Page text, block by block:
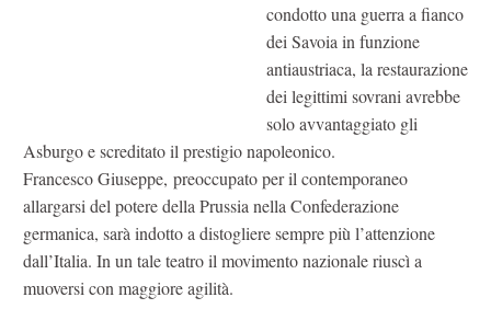
condotto una guerra a fianco
dei Savoia in funzione
antiaustriaca, la restaurazione
dei legittimi sovrani avrebbe
solo avvantaggiato gli
Asburgo e screditato il prestigio napoleonico.
Francesco Giuseppe, preoccupato per il contemporaneo
allargarsi del potere della Prussia nella Confederazione
germanica, sarà indotto a distogliere sempre più l’attenzione
dall’Italia. In un tale teatro il movimento nazionale riuscì a
muoversi con maggiore agilità.